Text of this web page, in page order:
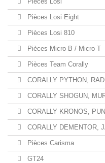
Pièces Losi Eight
Pièces Losi 810
Pièces Micro B / Micro T
Pièces Team Corally
CORALLY PYTHON,
CORALLY SHOGUN,
CORALLY KRONOS,
CORALLY DEMENTOR,
Pièces Carisma
GT24